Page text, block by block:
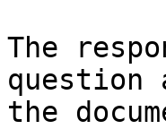
The
question
the